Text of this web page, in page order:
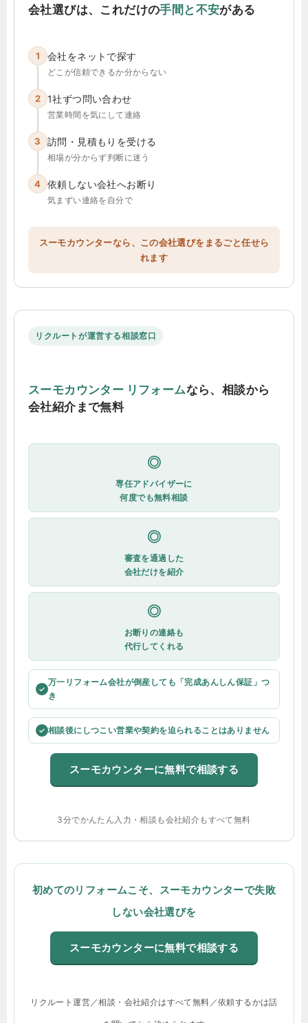
会社選びは、これだけの手間と不安がある
1 会社をネットで探す
どこが信頼できるか分からない
2 1社ずつ問い合わせ
営業時間を気にして連絡
3 訪問・見積もりを受ける
相場が分からず判断に迷う
4 依頼しない会社へお断り
気まずい連絡を自分で
スーモカウンターなら、この会社選びをまるごと任せら
れます
リクルートが運営する相談窓口
スーモカウンター リフォームなら、相談から
会社紹介まで無料
◎
専任アドバイザーに
何度でも無料相談
◎
審査を通過した
会社だけを紹介
◎
お断りの連絡も
代行してくれる
✓
万一リフォーム会社が倒産しても「完成あんしん保証」つ
き
✓ 相談後にしつこい営業や契約を迫られることはありません
スーモカウンターに無料で相談する
3分でかんたん入力・相談も会社紹介もすべて無料
初めてのリフォームこそ、スーモカウンターで失敗
しない会社選びを
スーモカウンターに無料で相談する
リクルート運営／相談・会社紹介はすべて無料／依頼するかは話